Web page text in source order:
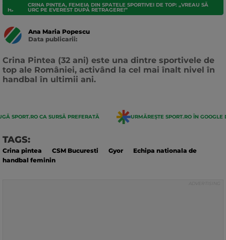
HANDBAL
CRINA PINTEA, FEMEIA DIN SPATELE SPORTIVEI DE TOP: „VREAU SĂ
URC PE EVEREST DUPĂ RETRAGERE!”
Ana Maria Popescu
Data publicarii:
Crina Pintea (32 ani) este una dintre sportivele de
top ale României, activând la cel mai înalt nivel în
handbal în ultimii ani.
SPORT.RO CA SURSĂ PREFERATĂ URMĂREȘTE SPORT.RO ÎN GOOGLE
TAGS:
Crina pintea CSM Bucuresti Gyor
Echipa nationala de
handbal feminin